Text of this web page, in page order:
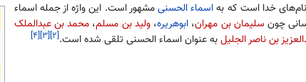
خدا است که بهاسماء الحسنیمشهور است. این واژه از جمله اسماء
چون سلیمان بن مهران، ابوهریره،ولید بن مسلم، محمد بن عبدالملک
بن ناصر الجلیلبه عنوان اسماء الحسنی تلقی شده است.[۲] [۳] [۴]